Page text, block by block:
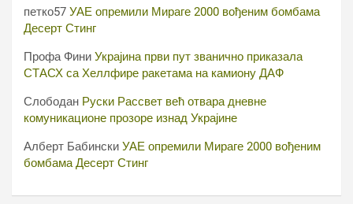
петко57 УАЕ опремили Мираге 2000 вођеним бомбама
Десерт Стинг
Профа Фини Украјина први пут званично приказала
СТАСХ са Хеллфире ракетама на камиону ДАФ
Слободан Руски Рассвет већ отвара дневне
комуникационе прозоре изнад Украјине
Алберт Бабински УАЕ опремили Мираге 2000 вођеним
бомбама Десерт Стинг